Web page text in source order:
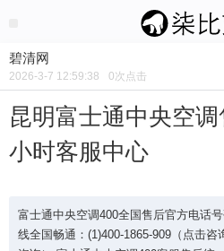
碧清网
2026-3-7 12:59:38 0次点击
昆明富士通中央空
小时客服中心
富士通中央空调400全国售后官方电话
线全国畅通：(1)400-1865-909（点击咨